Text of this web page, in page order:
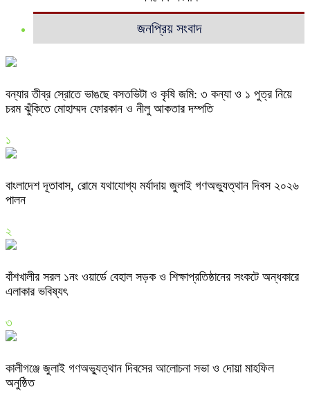
জনপ্রিয় সংবাদ
বন্যার তীব্র স্রোতে ভাঙছে বসতভিটা ও কৃষি জমি: ৩ কন্যা ও ১ পুত্র নিয়ে
চরম ঝুঁকিতে মোহাম্মদ ফোরকান ও নীলু আকতার দম্পতি
১
বাংলাদেশ দূতাবাস, রোমে যথাযোগ্য মর্যাদায় জুলাই গণঅভ্যুত্থান দিবস ২০২৬
পালন
২
বাঁশখালীর সরল ১নং ওয়ার্ডে বেহাল সড়ক ও শিক্ষাপ্রতিষ্ঠানের সংকটে অন্ধকারে
এলাকার ভবিষ্যৎ
৩
কালীগঞ্জে জুলাই গণঅভ্যুত্থান দিবসের আলোচনা সভা ও দোয়া মাহফিল
অনুষ্ঠিত